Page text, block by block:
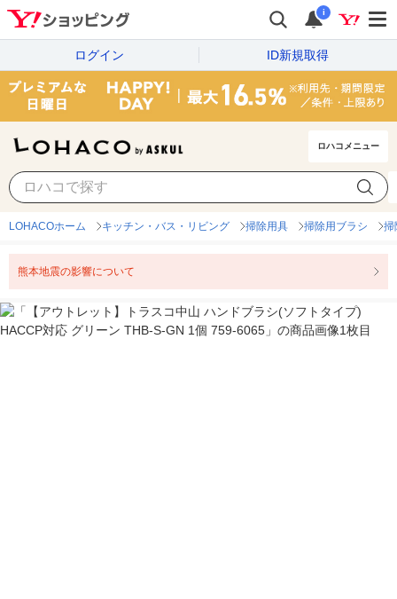
i
ログイン ID新規取得
ロハコメニュー
LOHACOホーム キッチン・バス・リビング 掃除用具 掃除用ブラシ 掃
熊本地震の影響について